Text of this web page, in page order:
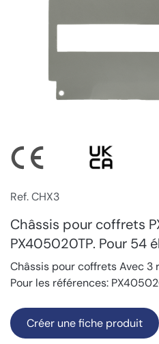
Ref. CHX3
Châssis pour coffrets
PX405020TP. Pour 54
Châssis pour coffrets Avec 3
Pour les références:
Créer une fiche produit